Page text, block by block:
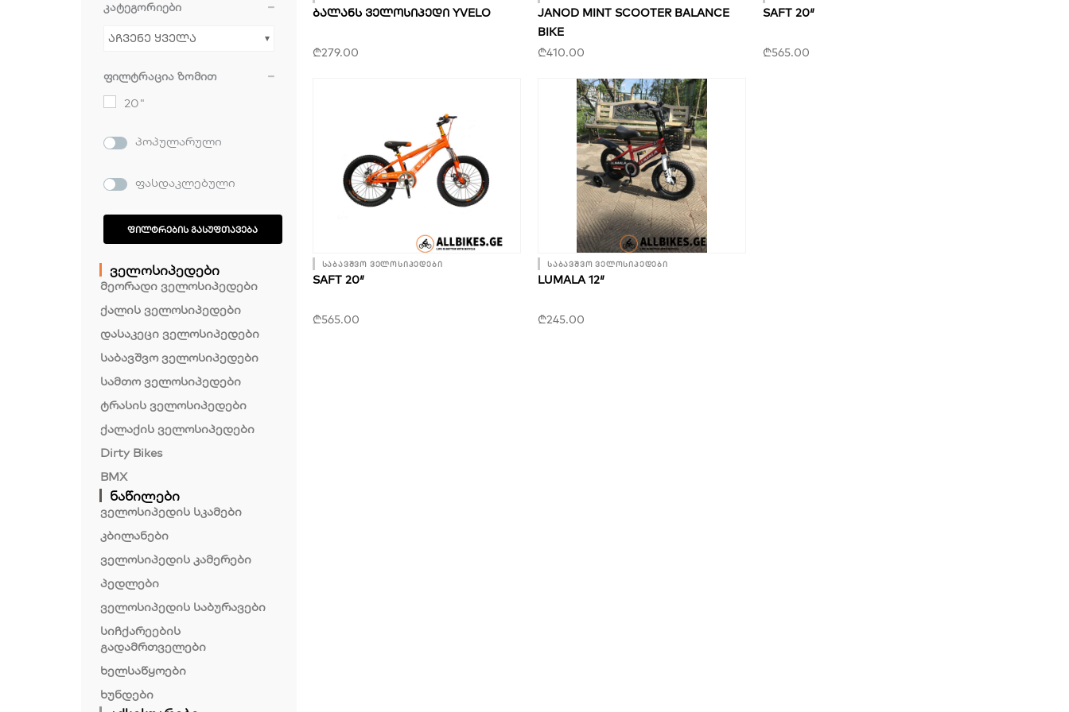
კატეგორიები
აჩვენე ყველა
ფილტრაცია ზომით
20"
პოპულარული
ფასდაკლებული
ᲤᲘᲚᲢᲠᲔᲑᲘᲡ ᲒᲐᲡᲣᲤᲗᲐᲕᲔᲑᲐ
ველოსიპედები
მეორადი ველოსიპედები
ქალის ველოსიპედები
დასაკეცი ველოსიპედები
საბავშვო ველოსიპედები
სამთო ველოსიპედები
ტრასის ველოსიპედები
ქალაქის ველოსიპედები
Dirty Bikes
BMX
ნაწილები
ველოსიპედის სკამები
კბილანები
ველოსიპედის კამერები
პედლები
ველოსიპედის საბურავები
სიჩქარეების
გადამრთველები
ხელსაწყოები
ხუნდები
ᲑᲐᲚᲐᲜᲡ ᲕᲔᲚᲝᲡᲘᲞᲔᲓᲘ YVELO
₾279.00
JANOD MINT SCOOTER BALANCE
BIKE
₾410.00
SAFT 20″
₾565.00
საბავშვო ველოსიპედები
SAFT 20″
₾565.00
საბავშვო ველოსიპედები
LUMALA 12″
₾245.00